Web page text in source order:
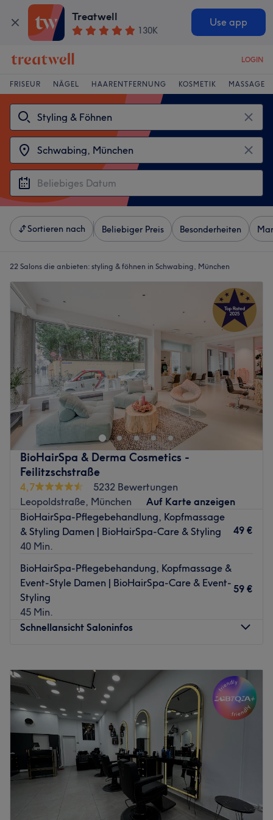
Treatwell
130K
Use app
LOGIN
FRISEUR NÄGEL HAARENTFERNUNG KOSMETIK MASSAGE
Sortieren nach Beliebiger Preis Besonderheiten
22 Salons die anbieten: styling & föhnen in Schwabing, München
BioHairSpa & Derma Cosmetics -
Feilitzschstraße
4,7
5232 Bewertungen
Leopoldstraße, München
Auf Karte anzeigen
BioHairSpa-Pflegebehandlung, Kopfmassage
& Styling Damen | BioHairSpa-Care & Styling
40 Min.
49 €
BioHairSpa-Pflegebehandung, Kopfmassage &
Event-Style Damen | BioHairSpa-Care & Event-
Styling
45 Min.
59 €
Schnellansicht Saloninfos
Dienstag
19:00
Mittwoch
09:00
19:00
Donnerstag
09:00 –19:00
Freitag
09:00
20:00
Samstag
09:00
Sonntag
Geschlossen
Wir haben einen echten Geheimtipp für dich. BioHairSpa
& derma cosmetics ist die Manufaktur für nachhaltige
Schönheit. Hier wird das Gesundheitsprofil nachhaltig